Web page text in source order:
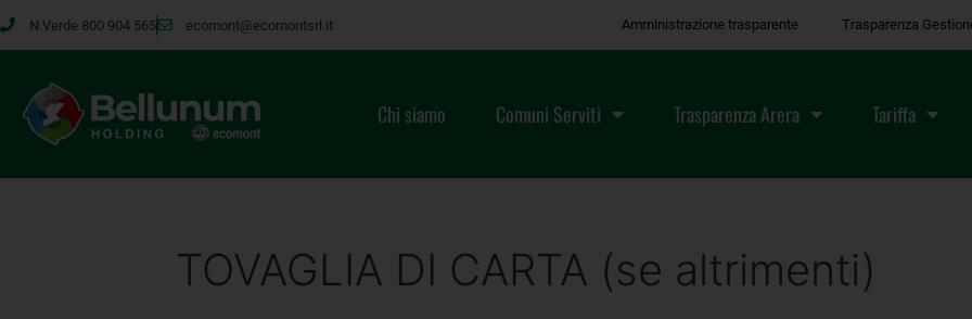
N.Verde 800 904 565 ecomont@ecomontsrl.it Amministrazione trasparente Trasparenza
Chi siamo Comuni Serviti Trasparenza Arera Tariffa
TOVAGLIA DI CARTA (se altrimenti)